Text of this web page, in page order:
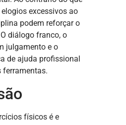
excessivos ao
podem reforçar o
diálogo franco, o
julgamento e o
de ajuda profissional
ferramentas.
físicos é e